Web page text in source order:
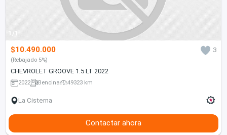
1/1
$10.490.000 3
(Rebajado 5%)
CHEVROLET GROOVE 1.5 LT 2022
2022 Bencina 49323 km
La Cisterna
Contactar ahora